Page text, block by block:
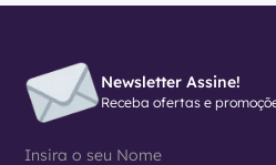
Newsletter Assine!
Receba ofertas e